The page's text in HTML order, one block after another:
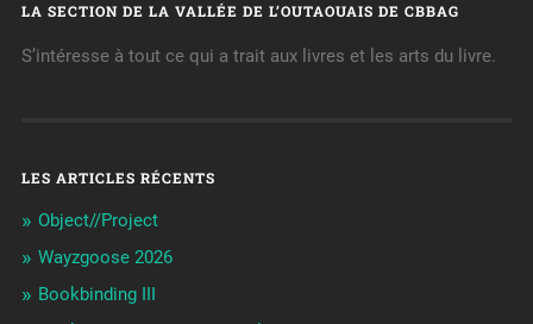
LA SECTION DE LA VALLÉE DE L’OUTAOUAIS DE CBBAG
S’intéresse à tout ce qui a trait aux livres et les arts du livre.
LES ARTICLES RÉCENTS
Object//Project
Wayzgoose 2026
Bookbinding III